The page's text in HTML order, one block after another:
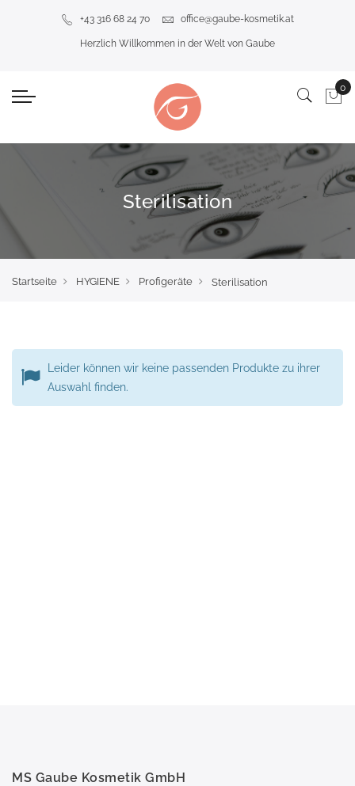
+43 316 68 24 70 office@gaube-kosmetik.at
Herzlich Willkommen in der Welt von Gaube
Sterilisation
Startseite HYGIENE Profigeräte Sterilisation
Leider können wir keine passenden Produkte zu ihrer
Auswahl finden.
MS Gaube Kosmetik GmbH